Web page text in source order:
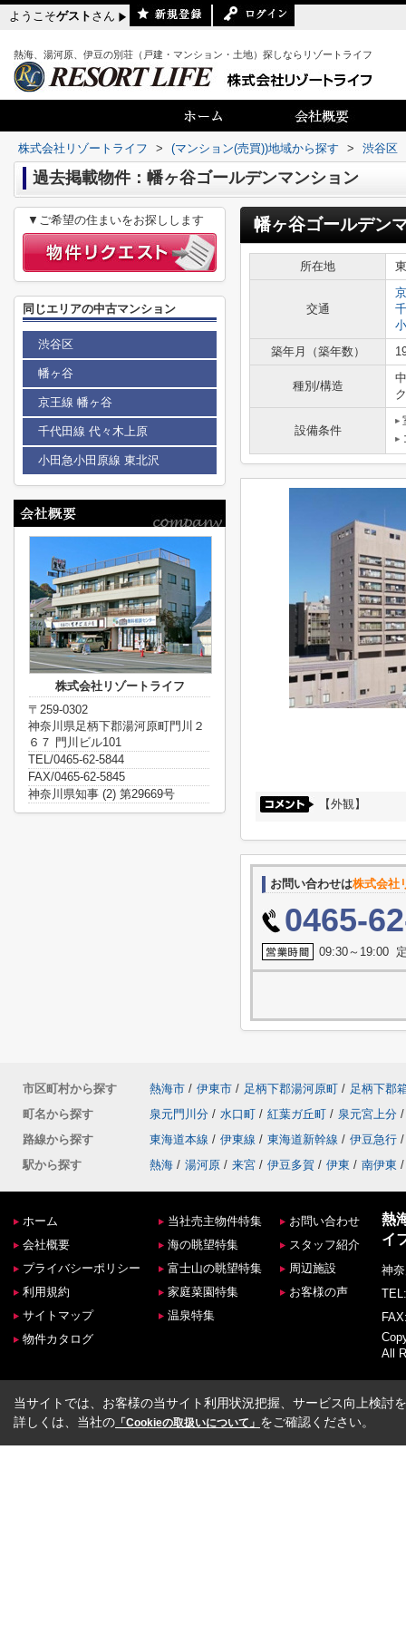
ようこそゲスト さん
熱海、湯河原、伊豆の別荘（戸建・マンション・土地）探しならリゾートライフ
株式会社リゾートライフ > (マンション(売買))地域から探す > 渋谷区
過去掲載物件：幡ヶ谷ゴールデンマンション
幡ヶ谷ゴールデン
所在地
交通
築年月（築年数）
種別/構造
設備条件
【外観】
お問い合わせは株式会社
0465-
09:30～19:00
▼ご希望の住まいをお探しします
同じエリアの中古マンション
渋谷区
幡ヶ谷
京王線 幡ヶ谷
千代田線 代々木上原
小田急小田原線 東北沢
株式会社リゾートライフ
〒259-0302
神奈川県足柄下郡湯河原町門川２
６７ 門川ビル101
TEL/0465-62-5844
FAX/0465-62-5845
神奈川県知事 (2) 第29669号
市区町村から探す 熱海市 / 伊東市 / 足柄下郡湯河原町 / 足柄下郡
町名から探す
泉元門川分 / 水口町 / 紅葉ガ丘町 / 泉元宮上分 /
路線から探す
東海道本線 / 伊東線 / 東海道新幹線 / 伊豆急行 /
駅から探す
熱海 / 湯河原 / 来宮 / 伊豆多賀 / 伊東 / 南伊東 /
ホーム
会社概要
プライバシーポリシー
利用規約
サイトマップ
物件カタログ
当社売主物件特集
海の眺望特集
富士山の眺望特集
家庭菜園特集
温泉特集
お問い合わせ
スタッフ紹介
周辺施設
お客様の声
熱
イ
神
All
当サイトでは、お客様の当サイト利用状況把握、サービス向上検討
詳しくは、当社の 「Cookieの取扱いについて」 をご確認ください。